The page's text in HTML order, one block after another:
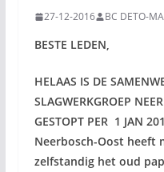
27-12-2016 BC DETO-
BESTE LEDEN,
HELAAS IS DE
SLAGWERKGROEP
GESTOPT PER 1 JAN
Neerbosch-Oost heeft
zelfstandig het oud